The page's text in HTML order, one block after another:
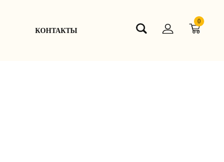
КОНТАКТЫ
0